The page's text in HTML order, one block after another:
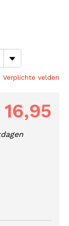
Verplichte velden